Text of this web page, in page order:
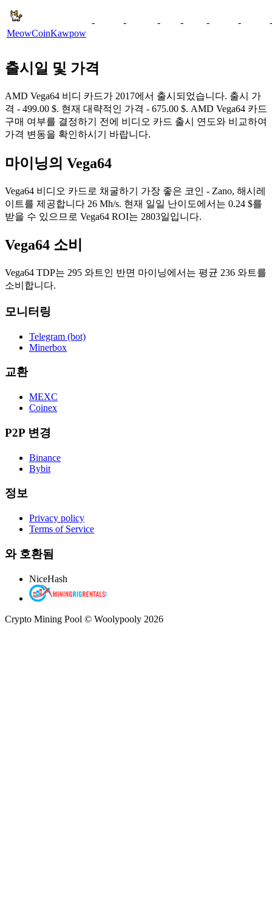
MeowCoinKawpow
- - - - - - -
출시일 및 가격
AMD Vega64 비디 카드가 2017에서 출시되었습니다. 출시 가
격 - 499.00 $. 현재 대략적인 가격 - 675.00 $. AMD Vega64 카드
구매 여부를 결정하기 전에 비디오 카드 출시 연도와 비교하여
가격 변동을 확인하시기 바랍니다.
마이닝의 Vega64
Vega64 비디오 카드로 채굴하기 가장 좋은 코인 - Zano, 해시레
이트를 제공합니다 26 Mh/s. 현재 일일 난이도에서는 0.24 $를
받을 수 있으므로 Vega64 ROI는 2803일입니다.
Vega64 소비
Vega64 TDP는 295 와트인 반면 마이닝에서는 평균 236 와트를
소비합니다.
모니터링
Telegram (bot)
Minerbox
교환
MEXC
Coinex
P2P 변경
Binance
Bybit
정보
Privacy policy
Terms of Service
와 호환됨
NiceHash
Crypto Mining Pool © Woolypooly 2026